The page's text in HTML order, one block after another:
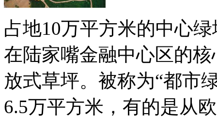
占地10万平方米的中心
在陆家嘴金融中心区的
放式草坪。被称为“都市
6.5万平方米，有的是从